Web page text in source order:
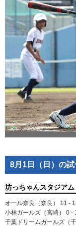
8月1日（日）の試
坊っちゃんスタジアム
オール奈良（奈良） 11 -
小林ガールズ（宮崎） 0 -
千葉ドリームガールズ（